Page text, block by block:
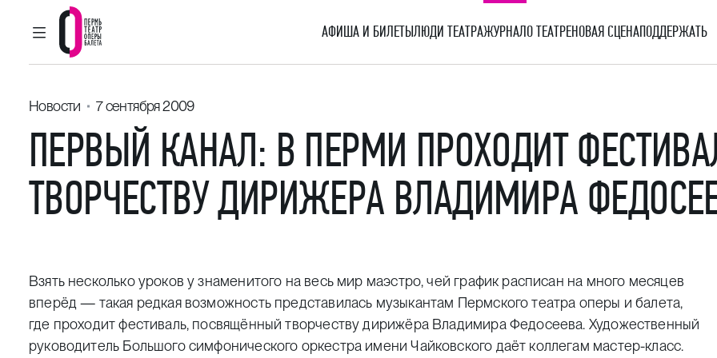
ГЛАВНОЕ МЕНЮ
Пермский театр оперы и балета
АФИША И БИЛЕТЫЛЮДИ ТЕАТРАЖУРНАЛО ТЕАТРЕНОВАЯ СЦЕНАПОДДЕРЖАТЬ
Новости 7 сентября 2009
ПЕРВЫЙ КАНАЛ: В ПЕРМИ ПРОХОДИТ
ТВОРЧЕСТВУ ДИРИЖЕРА ВЛАДИМИРА
Взять несколько уроков у знаменитого на весь мир маэстро, чей график расписан на много месяцев
вперёд — такая редкая возможность представилась музыкантам Пермского театра оперы и балета,
где проходит фестиваль, посвящённый творчеству дирижёра Владимира Федосеева. Художественный
руководитель Большого симфонического оркестра имени Чайковского даёт коллегам мастер-класс.